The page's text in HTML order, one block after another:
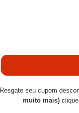
Resgate seu cupom
muito mais)